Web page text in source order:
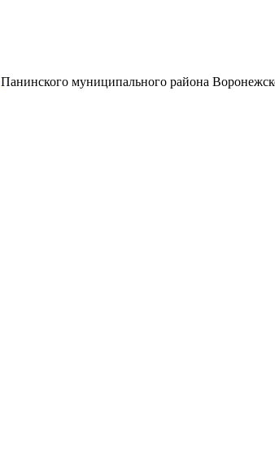
Панинского муниципального района